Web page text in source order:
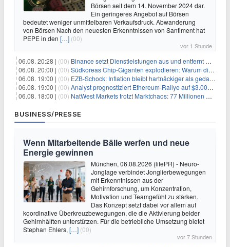
Börsen seit dem 14. November 2024 dar.
Ein geringeres Angebot auf Börsen
bedeutet weniger unmittelbaren Verkaufsdruck. Abwanderung
von Börsen Nach den neuesten Erkenntnissen von Santiment hat
PEPE in den […] (00)
vor 1 Stunde
06.08. 20:28 | (00) Binance setzt Dienstleistungen aus und entfernt mehrere Krypto-Paare: Wer ist betroffen?
06.08. 20:00 | (00) Südkoreas Chip-Giganten explodieren: Warum dieser Rekord-Tag die KI-Branche erschüttert
06.08. 19:00 | (00) EZB-Schock: Inflation bleibt hartnäckiger als gedacht – 2027 wird zum kritischen Test
06.08. 19:00 | (00) Analyst prognostiziert Ethereum-Rallye auf $3.000 nach entscheidendem On-Chain-Ausbruch
06.08. 18:00 | (00) NatWest Markets trotzt Marktchaos: 77 Millionen Pfund Gewinn im ersten Halbjahr
BUSINESS/PRESSE
Wenn Mitarbeitende Bälle werfen und neue
Energie gewinnen
München, 06.08.2026 (lifePR) - Neuro-
Jonglage verbindet Jonglierbewegungen
mit Erkenntnissen aus der
Gehirnforschung, um Konzentration,
Motivation und Teamgefühl zu stärken.
Das Konzept setzt dabei vor allem auf
koordinative Überkreuzbewegungen, die die Aktivierung beider
Gehirnhälften unterstützen. Für die betriebliche Umsetzung bietet
Stephan Ehlers, […] (00)
vor 7 Stunden